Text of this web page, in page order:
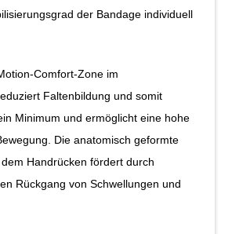
der Bandage individuell
Comfort-Zone im
Faltenbildung und somit
Minimum und ermöglicht eine hohe
Die anatomisch geformte
Handrücken fördert durch
Rückgang von Schwellungen und